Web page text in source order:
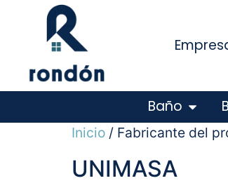
Baño
Inicio / Fabricante del
UNIMASA